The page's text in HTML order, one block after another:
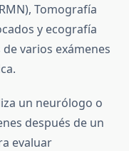
Tomografía
y ecografía
varios exámenes
un neurólogo o
después de un
evaluar